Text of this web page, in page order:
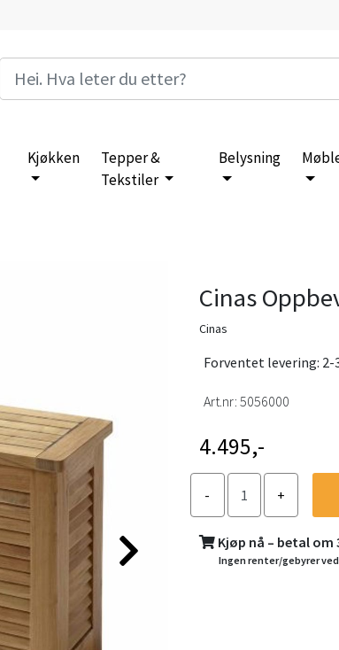
Kjøkken
Tepper &
Tekstiler
Belysning
Cinas
Cinas
Forventet levering: 2-
Art.nr: 5056000
4.495,-
Kjøp nå – betal om
Ingen renter/gebyrer